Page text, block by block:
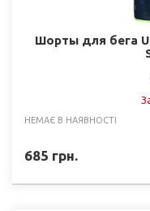
Шорты для бега
НЕМАЄ В НАЯВНОСТІ
685 грн.